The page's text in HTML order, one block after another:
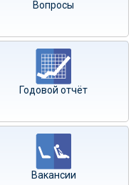
Вопросы
Годовой отчёт
Вакансии